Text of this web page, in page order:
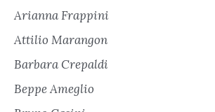
Arianna Frappini
Attilio Marangon
Barbara Crepaldi
Beppe Ameglio